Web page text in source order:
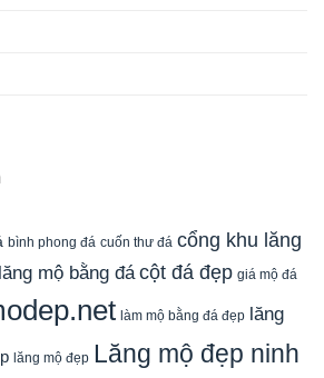
bình phong đá cuốn thư đá cổng khu lăng
mộ bằng đá cột đá đẹp giá mộ đá
làm mộ bằng đá đẹp lăng
lăng mộ đẹp Lăng mộ đẹp ninh